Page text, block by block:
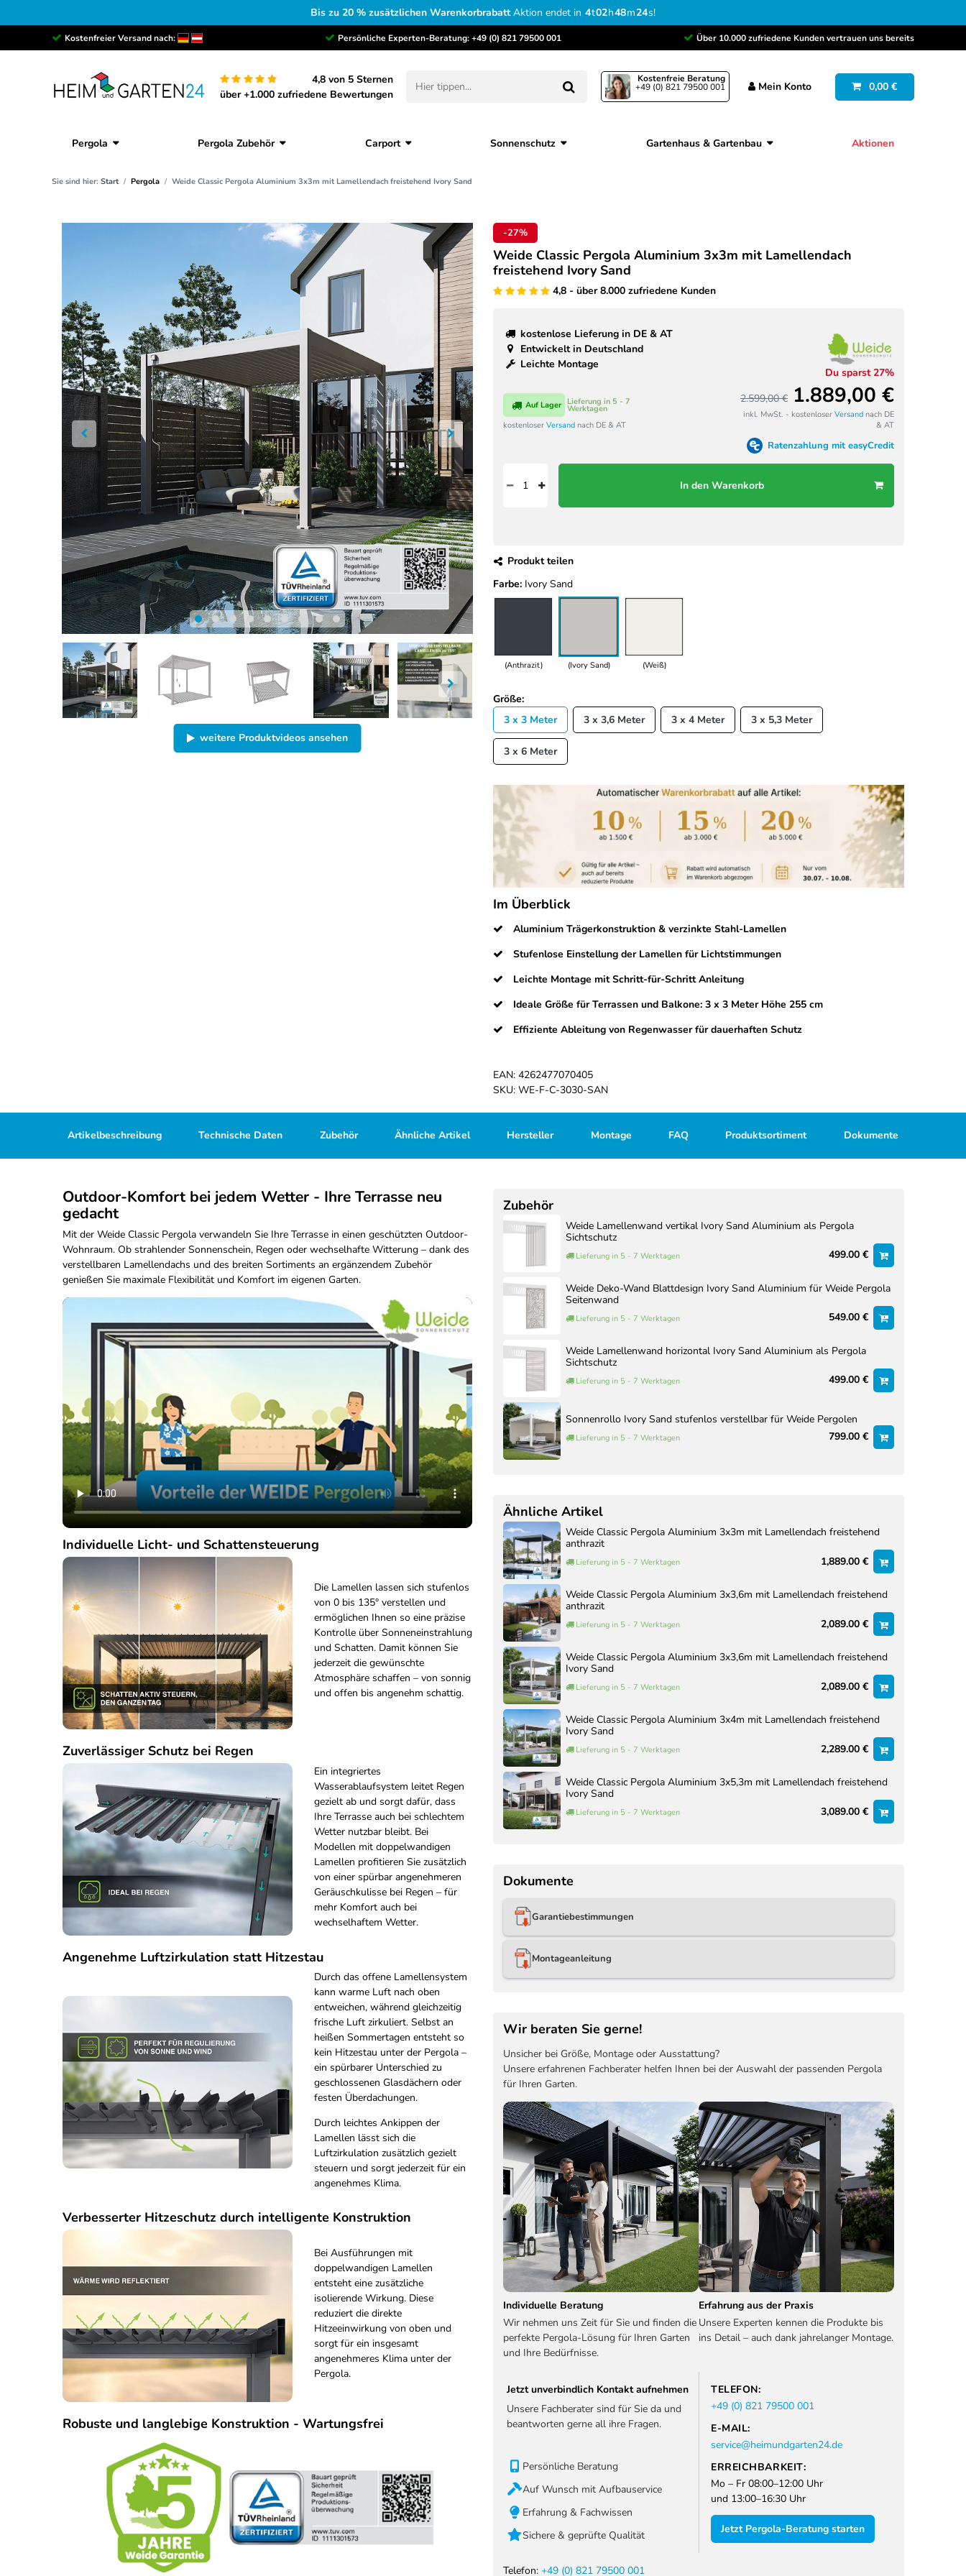
Bis zu 20 % zusätzlichen WarenkorbrabattAktion endet in 4t02h48m22s!
Kostenfreier Versand nach: Persönliche Experten-Beratung:+49 (0) 821 79500 001 Über 10.000 zufriedene Kunden vertrauen uns bereits
4,8 von 5 Sternen
über +1.000 zufriedene Bewertungen
Kostenfreie Beratung
+49 (0) 821 79500 001 Mein Konto 0,00 €
Pergola Pergola Zubehör Carport Sonnenschutz Gartenhaus & Gartenbau Aktionen
Sie sind hier: Start Pergola Weide Classic Pergola Aluminium 3x3m mit Lamellendach freistehend Ivory Sand
weitere Produktvideos ansehen
-27%
Weide Classic Pergola Aluminium 3x3m mit Lamellendach
freistehend Ivory Sand
4,8 - über 8.000 zufriedene Kunden
kostenlose Lieferung in DE & AT
Entwickelt in Deutschland
Leichte Montage
Lieferung in 5 - 7
Werktagen
Auf Lager
kostenloser Versand nach DE & AT
Du sparst 27%
2.599,00 € 1.889,00 €
inkl. MwSt. - kostenloser Versand nach DE
& AT
Ratenzahlung mit easyCredit
In den Warenkorb
Produkt teilen
Farbe: Ivory Sand
(Anthrazit) (Ivory Sand) (Weiß)
Größe:
3 x 3 Meter
3 x 3,6 Meter 3 x 4 Meter 3 x 5,3 Meter
3 x 6 Meter
Im Überblick
Aluminium Trägerkonstruktion & verzinkte Stahl-Lamellen
Stufenlose Einstellung der Lamellen für Lichtstimmungen
Leichte Montage mit Schritt-für-Schritt Anleitung
Ideale Größe für Terrassen und Balkone: 3 x 3 Meter Höhe 255 cm
Effiziente Ableitung von Regenwasser für dauerhaften Schutz
EAN: 4262477070405
SKU: WE-F-C-3030-SAN
Artikelbeschreibung Technische Daten Zubehör Ähnliche Artikel Hersteller Montage FAQ Produktsortiment Dokumente
Outdoor-Komfort bei jedem Wetter - Ihre Terrasse neu
gedacht
Mit der Weide Classic Pergola verwandeln Sie Ihre Terrasse in einen geschützten Outdoor-
Wohnraum. Ob strahlender Sonnenschein, Regen oder wechselhafte Witterung – dank des
verstellbaren Lamellendachs und des breiten Sortiments an ergänzendem Zubehör
genießen Sie maximale Flexibilität und Komfort im eigenen Garten.
Individuelle Licht- und Schattensteuerung
Die Lamellen lassen sich stufenlos
von 0 bis 135° verstellen und
ermöglichen Ihnen so eine präzise
Kontrolle über Sonneneinstrahlung
und Schatten. Damit können Sie
jederzeit die gewünschte
Atmosphäre schaffen – von sonnig
und offen bis angenehm schattig.
Zuverlässiger Schutz bei Regen
Ein integriertes
Wasserablaufsystem leitet Regen
gezielt ab und sorgt dafür, dass
Ihre Terrasse auch bei schlechtem
Wetter nutzbar bleibt. Bei
Modellen mit doppelwandigen
Lamellen profitieren Sie zusätzlich
von einer spürbar angenehmeren
Geräuschkulisse bei Regen – für
mehr Komfort auch bei
wechselhaftem Wetter.
Angenehme Luftzirkulation statt Hitzestau
Durch das offene Lamellensystem
kann warme Luft nach oben
entweichen, während gleichzeitig
frische Luft zirkuliert. Selbst an
heißen Sommertagen entsteht so
kein Hitzestau unter der Pergola –
ein spürbarer Unterschied zu
geschlossenen Glasdächern oder
festen Überdachungen.
Durch leichtes Ankippen der
Lamellen lässt sich die
Luftzirkulation zusätzlich gezielt
steuern und sorgt jederzeit für ein
angenehmes Klima.
Verbesserter Hitzeschutz durch intelligente Konstruktion
Bei Ausführungen mit
doppelwandigen Lamellen
entsteht eine zusätzliche
isolierende Wirkung. Diese
reduziert die direkte
Hitzeeinwirkung von oben und
sorgt für ein insgesamt
angenehmeres Klima unter der
Pergola.
Robuste und langlebige Konstruktion - Wartungsfrei
Zubehör
Weide Lamellenwand vertikal Ivory Sand Aluminium als Pergola
Sichtschutz
Lieferung in 5 - 7 Werktagen 499.00 €
Weide Deko-Wand Blattdesign Ivory Sand Aluminium für Weide Pergola
Seitenwand
Lieferung in 5 - 7 Werktagen 549.00 €
Weide Lamellenwand horizontal Ivory Sand Aluminium als Pergola
Sichtschutz
Lieferung in 5 - 7 Werktagen 499.00 €
Sonnenrollo Ivory Sand stufenlos verstellbar für Weide Pergolen
Lieferung in 5 - 7 Werktagen 799.00 €
Ähnliche Artikel
Weide Classic Pergola Aluminium 3x3m mit Lamellendach freistehend
anthrazit
Lieferung in 5 - 7 Werktagen 1,889.00 €
Weide Classic Pergola Aluminium 3x3,6m mit Lamellendach freistehend
anthrazit
Lieferung in 5 - 7 Werktagen 2,089.00 €
Weide Classic Pergola Aluminium 3x3,6m mit Lamellendach freistehend
Ivory Sand
Lieferung in 5 - 7 Werktagen 2,089.00 €
Weide Classic Pergola Aluminium 3x4m mit Lamellendach freistehend
Ivory Sand
Lieferung in 5 - 7 Werktagen 2,289.00 €
Weide Classic Pergola Aluminium 3x5,3m mit Lamellendach freistehend
Ivory Sand
Lieferung in 5 - 7 Werktagen 3,089.00 €
Dokumente
Garantiebestimmungen
Montageanleitung
Wir beraten Sie gerne!
Unsicher bei Größe, Montage oder Ausstattung?
Unsere erfahrenen Fachberater helfen Ihnen bei der Auswahl der passenden Pergola
für Ihren Garten.
Individuelle Beratung
Wir nehmen uns Zeit für Sie und finden die
perfekte Pergola-Lösung für Ihren Garten
und Ihre Bedürfnisse.
Erfahrung aus der Praxis
Unsere Experten kennen die Produkte bis
ins Detail – auch dank jahrelanger Montage.
Jetzt unverbindlich Kontakt aufnehmen
Unsere Fachberater sind für Sie da und
beantworten gerne all ihre Fragen.
Persönliche Beratung
Auf Wunsch mit Aufbauservice
Erfahrung & Fachwissen
Sichere & geprüfte Qualität
TELEFON:
+49 (0) 821 79500 001
E-MAIL:
service@heimundgarten24.de
ERREICHBARKEIT:
Mo – Fr 08:00–12:00 Uhr
und 13:00–16:30 Uhr
Jetzt Pergola-Beratung starten
Telefon: +49 (0) 821 79500 001